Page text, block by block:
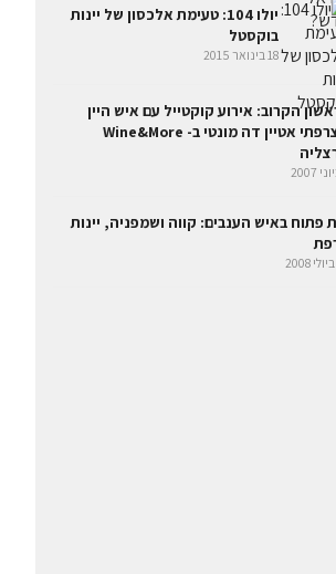
יולו 104: טעימת אלכסון של יינות
בוקסטל
18 בינואר 2015
הקרוב: אירוע קוקטייל עם איש היין
הצרפתי אטיין דה מונטי ב- Wine&More
פתוח באיש הענבים: קווה ושמפניה, יינות